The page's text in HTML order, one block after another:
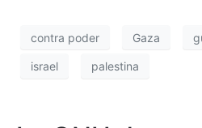
contra poder Gaza
israel palestina